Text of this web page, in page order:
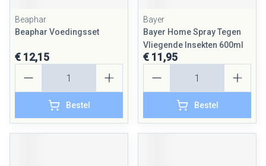
Beaphar
Beaphar Voedingsset
€ 12,15
Bestel
Bayer
Bayer Home Spray Tegen
Vliegende Insekten 600ml
€ 11,95
Bestel